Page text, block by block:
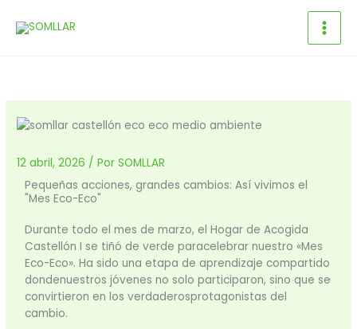
12 abril, 2026 / PorSOMLLAR
Pequeñas acciones, grandes cambios: Así vivimos el
"Mes Eco-Eco"
Durante todo el mes de marzo, el Hogar de Acogida
Castellón I se tiñó de verde paracelebrar nuestro «Mes
Eco-Eco». Ha sido una etapa de aprendizaje compartido
dondenuestros jóvenes no solo participaron, sino que se
convirtieron en los verdaderosprotagonistas del
cambio.